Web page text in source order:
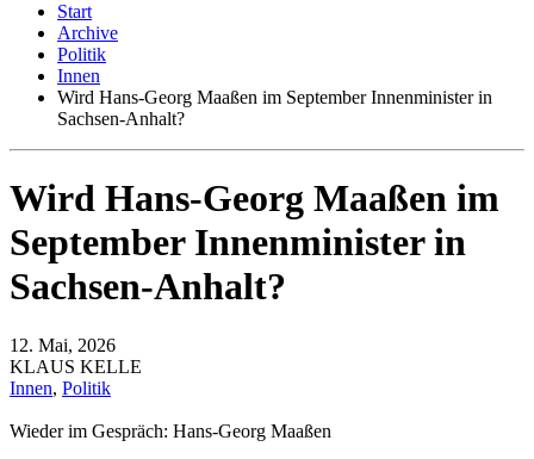
Start
Archive
Politik
Innen
Wird Hans-Georg Maaßen im September Innenminister in
Sachsen-Anhalt?
Wird Hans-Georg Maaßen im
September Innenminister in
Sachsen-Anhalt?
12. Mai, 2026
KLAUS KELLE
Innen, Politik
Wieder im Gespräch: Hans-Georg Maaßen